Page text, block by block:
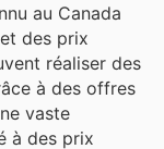
au Canada
des prix
réaliser des
à des offres
vaste
à des prix